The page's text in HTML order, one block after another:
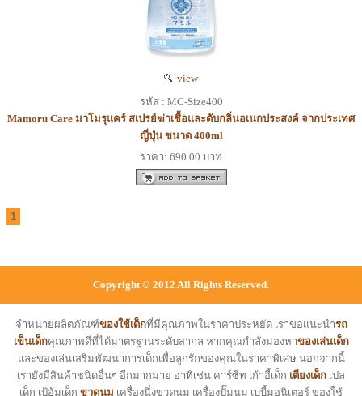
view
รหัส : MC-Size400
Mamoru Care มาโมรุแคร์ สเปรย์ฆ่าเชื้อและดับกลิ่นอเนกประสงค์ จากประเทศ
ญี่ปุ่น ขนาด 400ml
ราคา: 690.00 บาท
1
Copyright © 2012 All Rights Reserved.
จำหน่ายผลิตภัณฑ์ของใช้เด็กที่มีคุณภาพในราคาประหยัด เราขอแนะนำรถ
เข็นเด็กคุณภาพดีที่ได้มาตรฐานระดับสากล หากคุณกำลังมองหาของเล่นเด็ก
และของเล่นเสริมพัฒนาการเด็กเพื่อลูกรักของคุณในราคาพิเศษ นอกจากนี้
เรายังมีสินค้าชนิดอื่นๆ อีกมากมาย อาทิเช่น คาร์ซีท เก้าอี้เด็ก เตียงเด็ก เปล
เด็ก เป้อุ้มเด็ก ขวดนม เครื่องนึ่งขวดนม เครื่องปั๊มนม เบบี้มอนิเตอร์ ของใช้